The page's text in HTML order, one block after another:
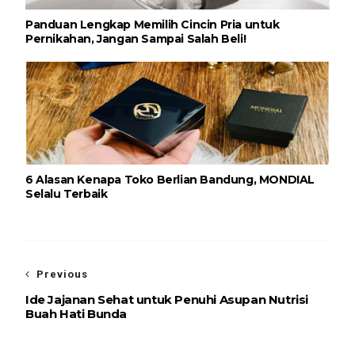
Panduan Lengkap Memilih Cincin Pria untuk
Pernikahan, Jangan Sampai Salah Beli!
6 Alasan Kenapa Toko Berlian Bandung, MONDIAL
Selalu Terbaik
Previous
Ide Jajanan Sehat untuk Penuhi Asupan Nutrisi
Buah Hati Bunda